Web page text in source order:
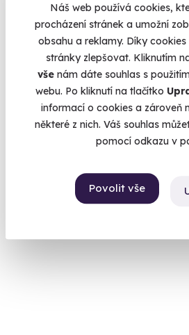
Náš web používá cookies,
procházení stránek a umožní
obsahu a reklamy. Díky
stránky zlepšovat. Kliknutím
vše nám dáte souhlas s
webu. Po kliknutí na tlačítko
informací o cookies a zároveň
některé z nich. Váš souhlas
pomocí odkazu v
Povolit vše
Tandemový paragliding -
Prolétněte se na křídle a zažijte
Beskydy (Frýdek-Místek)